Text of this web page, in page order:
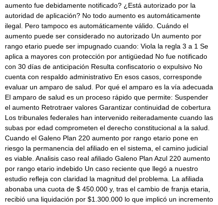
aumento fue debidamente notificado? ¿Está autorizado por la
autoridad de aplicación? No todo aumento es automáticamente
ilegal. Pero tampoco es automáticamente válido. Cuándo el
aumento puede ser considerado no autorizado Un aumento por
rango etario puede ser impugnado cuando: Viola la regla 3 a 1 Se
aplica a mayores con protección por antigüedad No fue notificado
con 30 días de anticipación Resulta confiscatorio o expulsivo No
cuenta con respaldo administrativo En esos casos, corresponde
evaluar un amparo de salud. Por qué el amparo es la vía adecuada
El amparo de salud es un proceso rápido que permite: Suspender
el aumento Retrotraer valores Garantizar continuidad de cobertura
Los tribunales federales han intervenido reiteradamente cuando las
subas por edad comprometen el derecho constitucional a la salud.
Cuando el Galeno Plan 220 aumento por rango etario pone en
riesgo la permanencia del afiliado en el sistema, el camino judicial
es viable. Analisis caso real afiliado Galeno Plan Azul 220 aumento
por rango etario indebido Un caso reciente que llegó a nuestro
estudio refleja con claridad la magnitud del problema. La afiliada
abonaba una cuota de $ 450.000 y, tras el cambio de franja etaria,
recibió una liquidación por $1.300.000 lo que implicó un incremento